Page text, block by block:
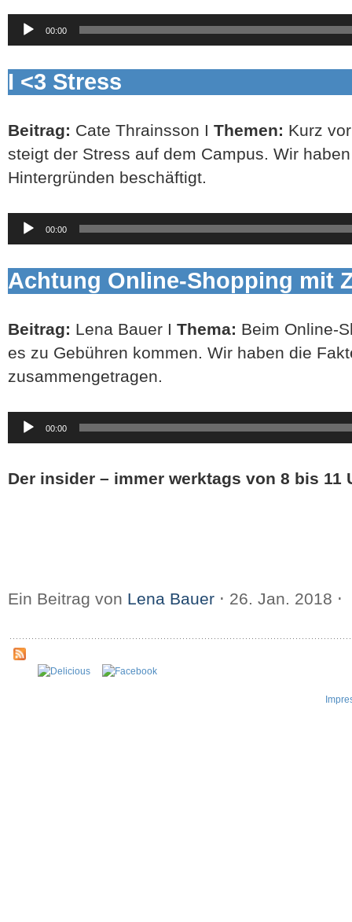
Audio-
Player
00:00
I <3 Stress
Beitrag: Cate Thrainsson I Themen: Kurz
steigt der Stress auf dem Campus. Wir
Hintergründen beschäftigt.
Audio-
Player
00:00
Achtung Online-Shopping mit
Beitrag: Lena Bauer I Thema: Beim Online-
es zu Gebühren kommen. Wir haben die
zusammengetragen.
Audio-
Player
00:00
Der insider – immer werktags von 8 bis 11
Ein Beitrag von Lena Bauer ⋅ 26. Jan. 2018 ⋅